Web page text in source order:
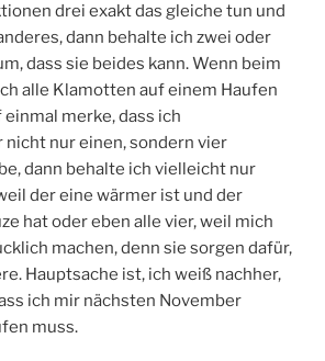
drei exakt das gleiche tun und
dann behalte ich zwei oder
dass sie beides kann. Wenn beim
alle Klamotten auf einem Haufen
merke, dass ich
nicht nur einen, sondern vier
dann behalte ich vielleicht nur
der eine wärmer ist und der
hat oder eben alle vier, weil mich
machen, denn sie sorgen dafür,
Hauptsache ist, ich weiß nachher,
ich mir nächsten November
muss.